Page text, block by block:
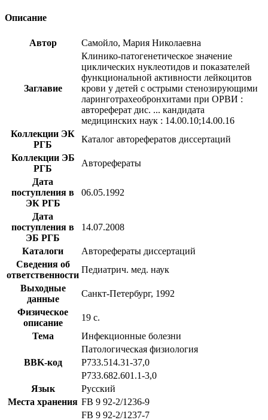
Описание
Автор Самойло, Мария Николаевна
Заглавие
Клинико-патогенетическое значение
циклических нуклеотидов и показателей
функциональной активности лейкоцитов
крови у детей с острыми стенозирующими
ларинготрахеобронхитами при ОРВИ :
автореферат дис. ... кандидата
медицинских наук : 14.00.10;14.00.16
Коллекции ЭК
РГБ
Каталог авторефератов диссертаций
Коллекции ЭБ
РГБ
Авторефераты
Дата
поступления в
ЭК РГБ
06.05.1992
Дата
поступления в
ЭБ РГБ
14.07.2008
Каталоги
Авторефераты диссертаций
Сведения об
ответственности
Педиатрич. мед. наук
Выходные
данные
Санкт-Петербург, 1992
Физическое
описание
19 с.
Тема
Инфекционные болезни
Патологическая физиология
BBK-код
Р733.514.31-37,0
Р733.682.601.1-3,0
Язык
Русский
Места хранения FB 9 92-2/1236-9
FB 9 92-2/1237-7